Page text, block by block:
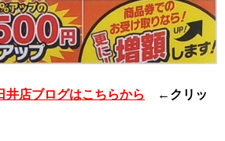
井店ブログはこちらから
←クリッ